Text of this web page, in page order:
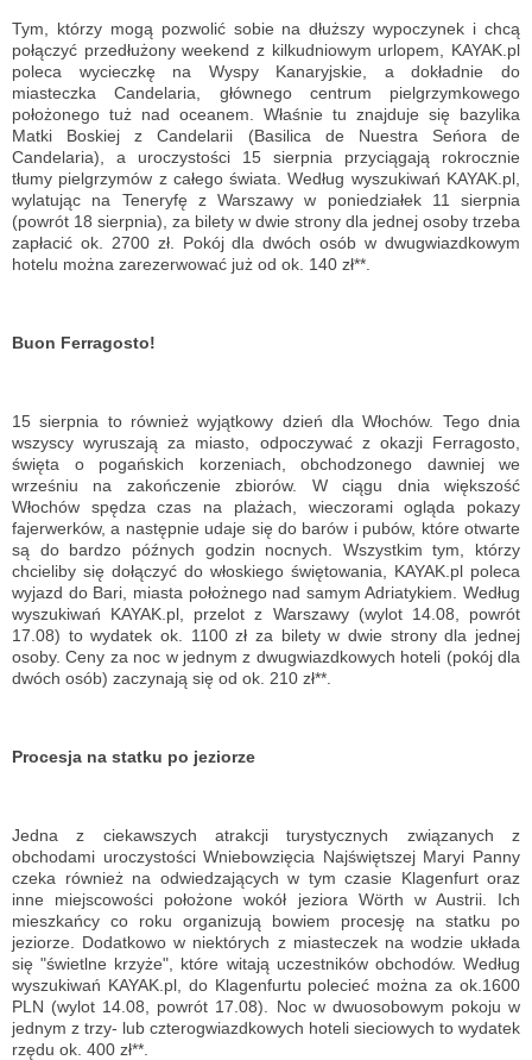
Tym, którzy mogą pozwolić sobie na dłuższy wypoczynek i chcą
połączyć przedłużony weekend z kilkudniowym urlopem, KAYAK.pl
poleca wycieczkę na Wyspy Kanaryjskie, a dokładnie do
miasteczka Candelaria, głównego centrum pielgrzymkowego
położonego tuż nad oceanem. Właśnie tu znajduje się bazylika
Matki Boskiej z Candelarii (Basilica de Nuestra Seńora de
Candelaria), a uroczystości 15 sierpnia przyciągają rokrocznie
tłumy pielgrzymów z całego świata. Według wyszukiwań KAYAK.pl,
wylatując na Teneryfę z Warszawy w poniedziałek 11 sierpnia
(powrót 18 sierpnia), za bilety w dwie strony dla jednej osoby trzeba
zapłacić ok. 2700 zł. Pokój dla dwóch osób w dwugwiazdkowym
hotelu można zarezerwować już od ok. 140 zł**.
Buon Ferragosto!
15 sierpnia to również wyjątkowy dzień dla Włochów. Tego dnia
wszyscy wyruszają za miasto, odpoczywać z okazji Ferragosto,
święta o pogańskich korzeniach, obchodzonego dawniej we
wrześniu na zakończenie zbiorów. W ciągu dnia większość
Włochów spędza czas na plażach, wieczorami ogląda pokazy
fajerwerków, a następnie udaje się do barów i pubów, które otwarte
są do bardzo późnych godzin nocnych. Wszystkim tym, którzy
chcieliby się dołączyć do włoskiego świętowania, KAYAK.pl poleca
wyjazd do Bari, miasta położnego nad samym Adriatykiem. Według
wyszukiwań KAYAK.pl, przelot z Warszawy (wylot 14.08, powrót
17.08) to wydatek ok. 1100 zł za bilety w dwie strony dla jednej
osoby. Ceny za noc w jednym z dwugwiazdkowych hoteli (pokój dla
dwóch osób) zaczynają się od ok. 210 zł**.
Procesja na statku po jeziorze
Jedna z ciekawszych atrakcji turystycznych związanych z
obchodami uroczystości Wniebowzięcia Najświętszej Maryi Panny
czeka również na odwiedzających w tym czasie Klagenfurt oraz
inne miejscowości położone wokół jeziora Wörth w Austrii. Ich
mieszkańcy co roku organizują bowiem procesję na statku po
jeziorze. Dodatkowo w niektórych z miasteczek na wodzie układa
się "świetlne krzyże", które witają uczestników obchodów. Według
wyszukiwań KAYAK.pl, do Klagenfurtu polecieć można za ok.1600
PLN (wylot 14.08, powrót 17.08). Noc w dwuosobowym pokoju w
jednym z trzy- lub czterogwiazdkowych hoteli sieciowych to wydatek
rzędu ok. 400 zł**.